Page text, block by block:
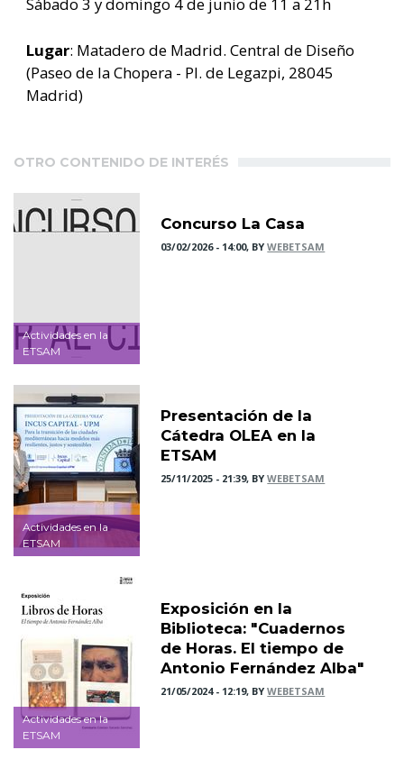
Sábado 3 y domingo 4 de junio de 11 a 21h
Lugar: Matadero de Madrid. Central de Diseño
(Paseo de la Chopera - Pl. de Legazpi, 28045
Madrid)
OTRO CONTENIDO DE INTERÉS
Actividades en la
ETSAM
Concurso La Casa
03/02/2026 - 14:00, BYWEBETSAM
Actividades en la
ETSAM
Presentación de la
Cátedra OLEA en la
ETSAM
25/11/2025 - 21:39, BYWEBETSAM
Actividades en la
ETSAM
Exposición en la
Biblioteca: "Cuadernos
de Horas. El tiempo de
Antonio Fernández Alba"
21/05/2024 - 12:19, BYWEBETSAM